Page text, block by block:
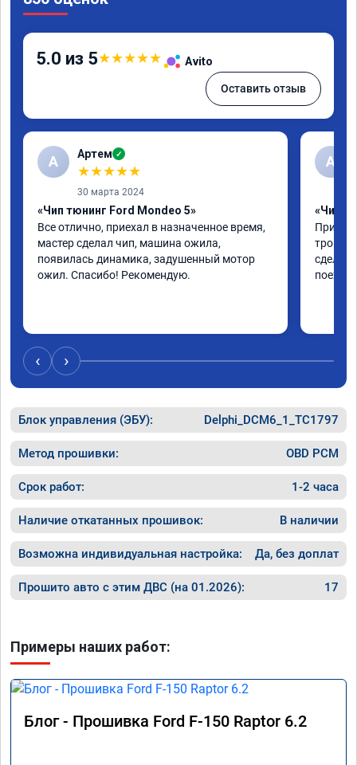
5.0 из 5★★★★★ Avito
Оставить отзыв
А Артем ✓
★★★★★
30 марта 2024
«Чип тюнинг Ford Mondeo 5»
Все отлично, приехал в назначенное время,
мастер сделал чип, машина ожила,
появилась динамика, задушенный мотор
ожил. Спасибо! Рекомендую.
А
«Чип
троила
‹ ›
Блок управления (ЭБУ): Delphi_DCM6_1_TC1797
Метод прошивки: OBD PCM
Срок работ: 1-2 часа
Наличие откатанных прошивок: В наличии
Возможна индивидуальная настройка: Да, без доплат
Прошито авто с этим ДВС (на 01.2026): 17
Примеры наших работ:
Блог - Прошивка Ford F-150 Raptor 6.2